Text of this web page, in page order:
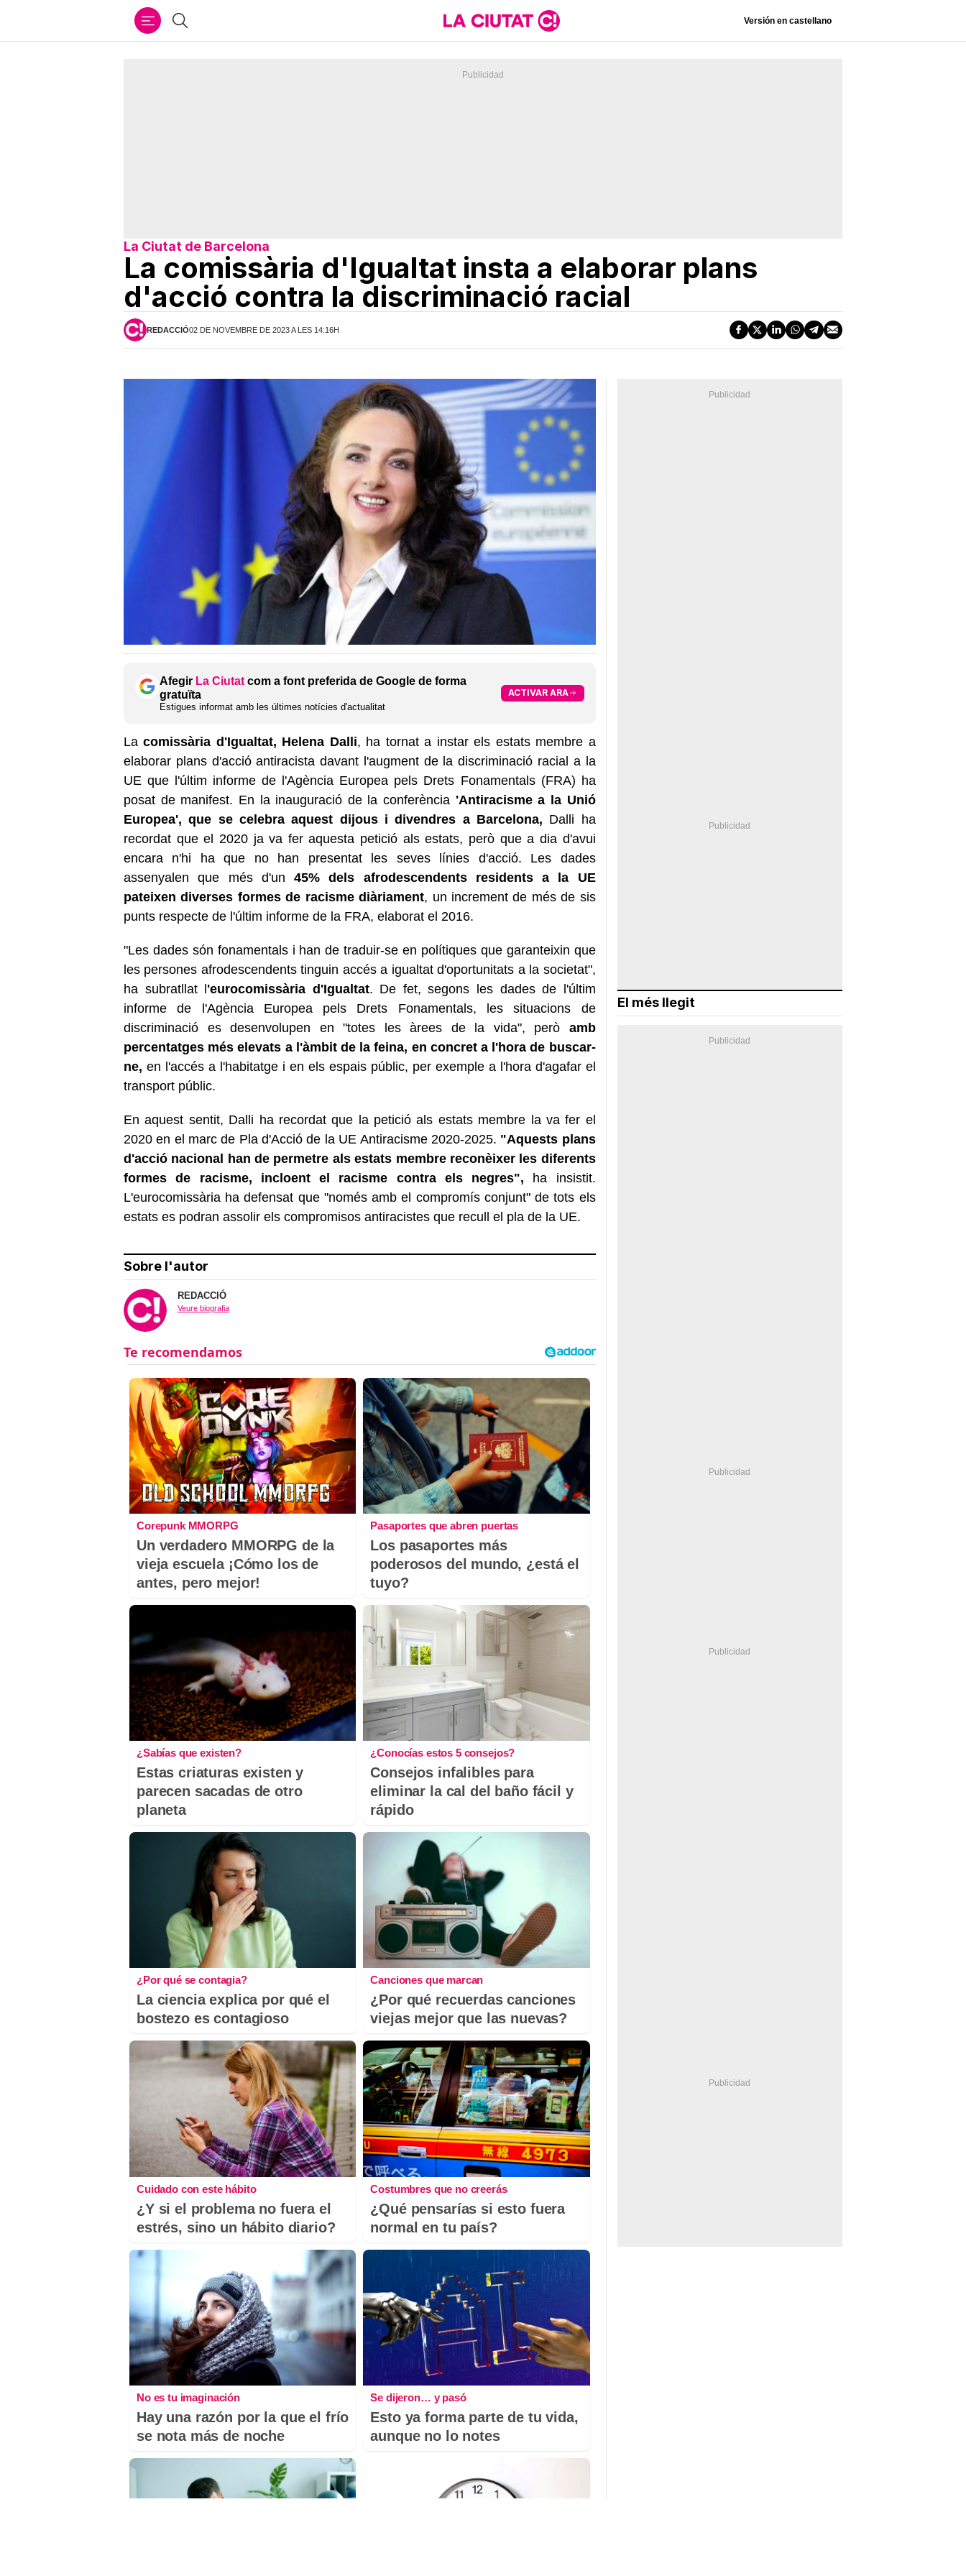
Cercar Versión en castellano
La Ciutat de Barcelona
La comissària d'Igualtat insta a elaborar plans
d'acció contra la discriminació racial
REDACCIÓ02 DE NOVEMBRE DE 2023 A LES 14:16H
Afegir La Ciutat com a font preferida de Google de forma
gratuïta
Estigues informat amb les últimes notícies d'actualitat
ACTIVAR ARA
Lacomissària d'Igualtat, Helena Dalli, ha tornat a instar els estats membre a
elaborar plans d'acció antiracista davant l'augment de la discriminació racial a la
UE que l'últim informe de l'Agència Europea pels Drets Fonamentals (FRA) ha
posat de manifest. En la inauguració de la conferència 'Antiracisme a la Unió
Europea', que se celebra aquest dijous i divendres a Barcelona, Dalli ha
recordat que el 2020 ja va fer aquesta petició als estats, però que a dia d'avui
encara n'hi ha que no han presentat les seves línies d'acció. Les dades
assenyalen que més d'un 45% dels afrodescendents residents a la UE
pateixen diverses formes de racisme diàriament, un increment de més de sis
punts respecte de l'últim informe de la FRA, elaborat el 2016.
"Les dades són fonamentals i han de traduir-se en polítiques que garanteixin que
les persones afrodescendents tinguin accés a igualtat d'oportunitats a la societat",
ha subratllat l'eurocomissària d'Igualtat. De fet, segons les dades de l'últim
informe de l'Agència Europea pels Drets Fonamentals, les situacions de
discriminació es desenvolupen en "totes les àrees de la vida", però amb
percentatges més elevats a l'àmbit de la feina, en concret a l'hora de buscar-
ne, en l'accés a l'habitatge i en els espais públic, per exemple a l'hora d'agafar el
transport públic.
En aquest sentit, Dalli ha recordat que la petició als estats membre la va fer el
2020 en el marc de Pla d'Acció de la UE Antiracisme 2020-2025. "Aquests plans
d'acció nacional han de permetre als estats membre reconèixer les diferents
formes de racisme, incloent el racisme contra els negres", ha insistit.
L'eurocomissària ha defensat que "només amb el compromís conjunt" de tots els
estats es podran assolir els compromisos antiracistes que recull el pla de la UE.
Sobre l'autor
REDACCIÓ
Veure biografia
Corepunk MMORPG
Un verdadero MMORPG de la
vieja escuela ¡Cómo los de
antes, pero mejor!
Pasaportes que abren puertas
Los pasaportes más
poderosos del mundo, ¿está el
tuyo?
¿Sabías que existen?
Estas criaturas existen y
parecen sacadas de otro
planeta
¿Conocías estos 5 consejos?
Consejos infalibles para
eliminar la cal del baño fácil y
rápido
¿Por qué se contagia?
La ciencia explica por qué el
bostezo es contagioso
Canciones que marcan
¿Por qué recuerdas canciones
viejas mejor que las nuevas?
Cuidado con este hábito
¿Y si el problema no fuera el
estrés, sino un hábito diario?
Costumbres que no creerás
¿Qué pensarías si esto fuera
normal en tu país?
No es tu imaginación
Hay una razón por la que el frío
se nota más de noche
Se dijeron… y pasó
Esto ya forma parte de tu vida,
aunque no lo notes
El més llegit